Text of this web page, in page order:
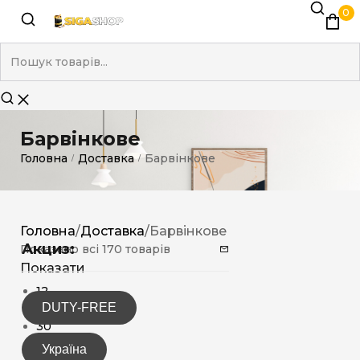
0
Барвінкове
Головна / Доставка / Барвінкове
Акциз:
DUTY-FREE
Україна
Головна/Доставка/Барвінкове
Показано всі 170 товарів
Показати
12
15
30